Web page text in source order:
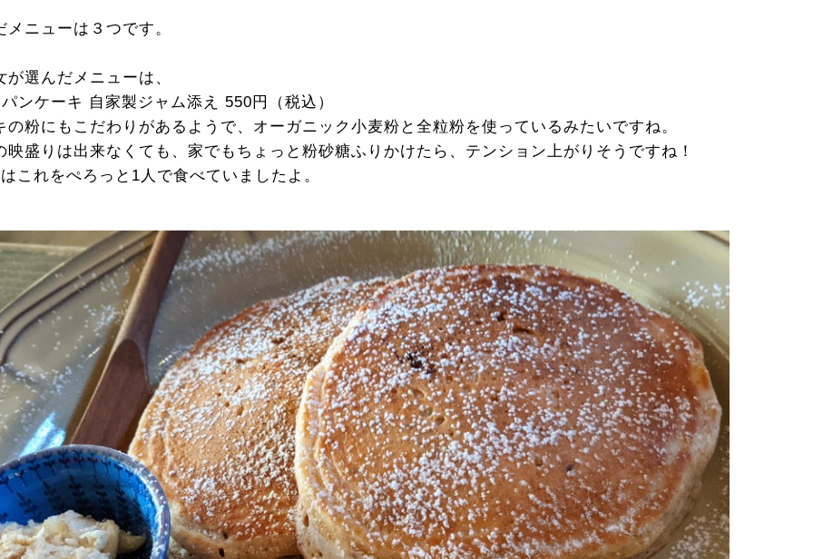
メニューは３つです。
が選んだメニューは、
ンケーキ 自家製ジャム添え 550円（税込）
の粉にもこだわりがあるようで、オーガニック小麦粉と全粒粉を使っているみたいですね。
映盛りは出来なくても、家でもちょっと粉砂糖ふりかけたら、テンション上がりそうですね！
これをぺろっと1人で食べていましたよ。